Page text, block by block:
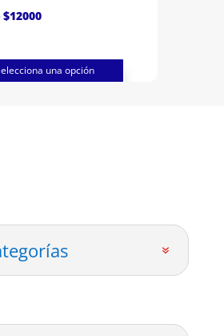
$12000Rango
de
hasta
$12000
una opción